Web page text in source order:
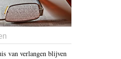
van verlangen blijven